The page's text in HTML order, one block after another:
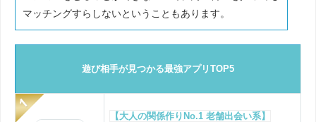
マッチングすらしないということもあります。
遊び相手が見つかる最強アプリTOP5
【大人の関係作りNo.1 老舗出会い系】